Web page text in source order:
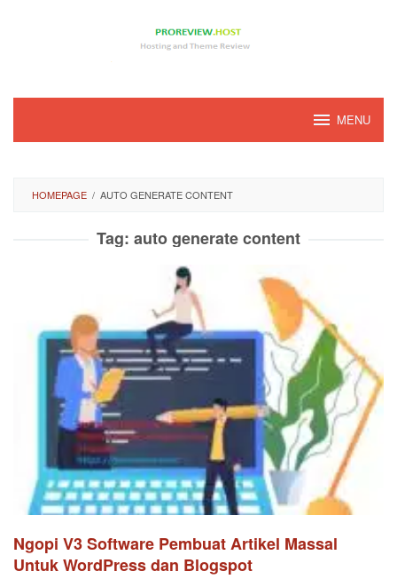
MENU
HOMEPAGE / AUTO GENERATE CONTENT
Tag: auto generate content
Ngopi V3 Software Pembuat Artikel Massal
Untuk WordPress dan Blogspot